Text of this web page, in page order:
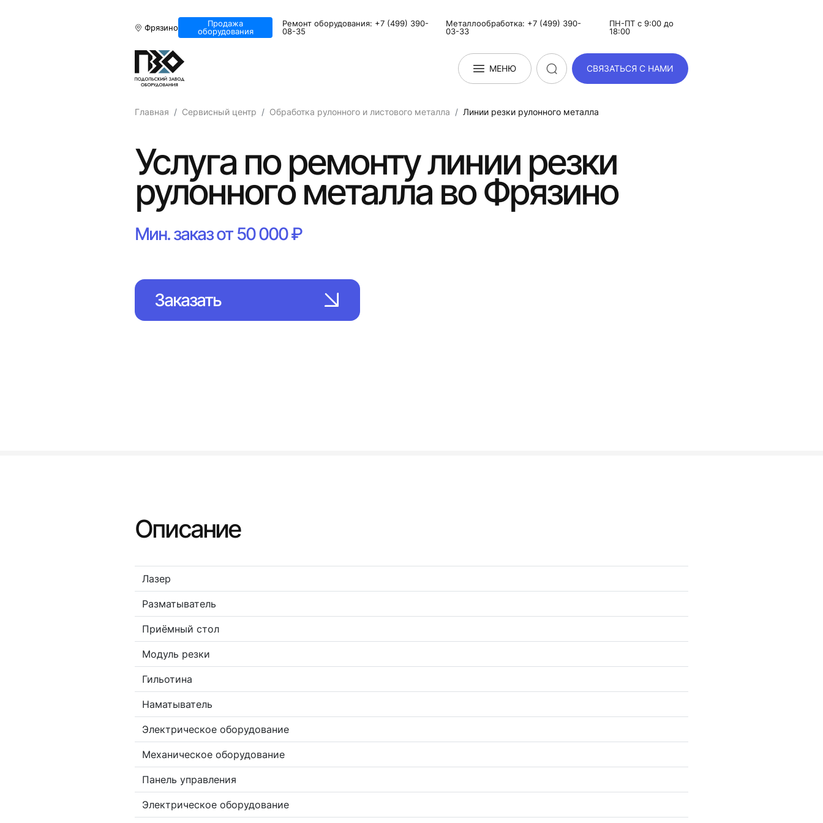
Фрязино
Продажа
оборудования
Ремонт оборудования: +7 (499) 390-
08-35
Металлообработка: +7 (499) 390-
03-33
ПН-ПТ с 9:00 до
18:00
МЕНЮ СВЯЗАТЬСЯ С НАМИ
Главная Сервисный центр Обработка рулонного и листового металла Линии резки рулонного металла
Услуга по ремонту линии резки
рулонного металла во Фрязино
Мин. заказ от 50 000 ₽
Заказать
Описание
Лазер
Разматыватель
Приёмный стол
Модуль резки
Гильотина
Наматыватель
Электрическое оборудование
Механическое оборудование
Панель управления
Электрическое оборудование